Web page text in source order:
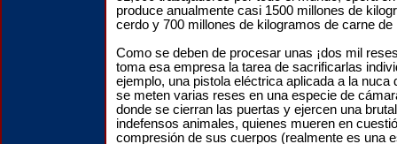
produce anualmente casi 1500 millones de
cerdo y 700 millones de kilogramos de carne de
Como se deben de procesar unas ¡dos mil
toma esa empresa la tarea de sacrificarlas
ejemplo, una pistola eléctrica aplicada a la nuca
se meten varias reses en una especie de
donde se cierran las puertas y ejercen una
indefensos animales, quienes mueren en
compresión de sus cuerpos (realmente es una